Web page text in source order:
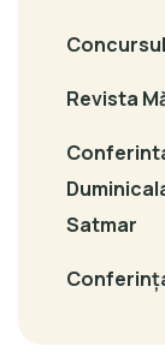
Revista
Satmar